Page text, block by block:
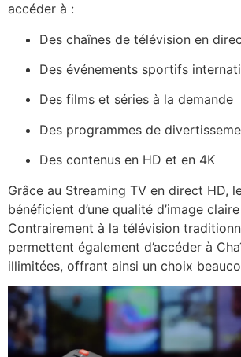
accéder à :
Des chaînes de télévision en
Des événements sportifs
Des films et séries à la demande
Des programmes de
Des contenus en HD et en 4K
Grâce au Streaming TV en direct HD,
bénéficient d’une qualité d’image
Contrairement à la télévision
permettent également d’accéder à
illimitées, offrant ainsi un choix